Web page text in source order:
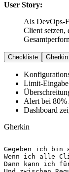
User Story:
Als DevOps-
Client setzen,
Checkliste Gherkin
Limit-
Alert bei 80%
Dashboard
Gherkin
Gegeben
Wenn
Dann